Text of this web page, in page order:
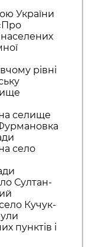
України
рівні
селище
село
Султан-
Кучук-
пунктів і